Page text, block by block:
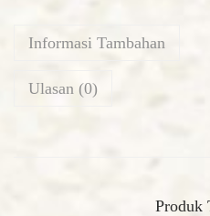
Informasi Tambahan
Ulasan (0)
Produk